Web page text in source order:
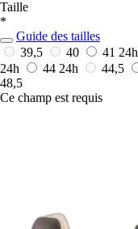
Taille
*
Guide des tailles
39,5
40 41 24h
24h
44 24h 44,5
48,5
Ce champ est requis